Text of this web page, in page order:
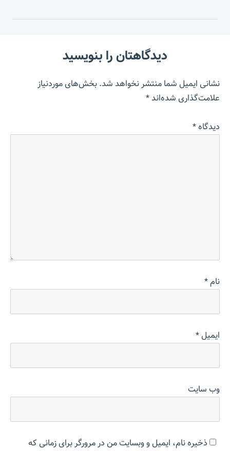
دیدگاهتان را بنویسید
نشانی ایمیل شما منتشر نخواهد شد.بخش‌های موردنیاز
علامت‌گذاری شده‌اند*
دیدگاه*
نام*
ایمیل*
وب‌ سایت
ذخیره نام، ایمیل و وبسایت من در مرورگر برای زمانی که